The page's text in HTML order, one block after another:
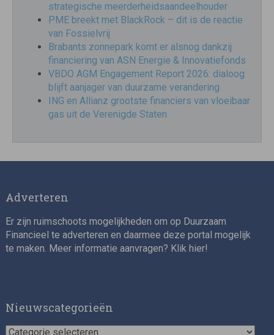
strategische meerderheidsaandeelhouder
PME breekt met BlackRock – dit is de reactie
van Fossielvrij
Brabants zonnepark komt er alsnog dankzij
financiering van ASN Energie & Innovatiefonds
VBDO AGM Engagement Report 2026: dialoog
blijft aanjager van duurzame verandering
ING en Allianz grootste financiers van vloeibaar
gas uit de Verenigde Staten
Adverteren
Er zijn ruimschoots mogelijkheden om op Duurzaam
Financieel te adverteren en daarmee deze portal mogelijk
te maken. Meer informatie aanvragen? Klik hier!
Nieuwscategorieën
Nieuwscategorieën